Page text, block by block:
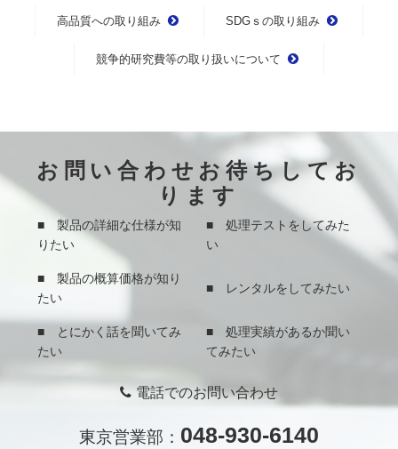
高品質への取り組み SDGｓの取り組み
競争的研究費等の取り扱いについて
お問い合わせお待ちしてお
ります
■ 製品の詳細な仕様が知
りたい
■ 処理テストをしてみた
い
■ 製品の概算価格が知り
たい
■ レンタルをしてみたい
■ とにかく話を聞いてみ
たい
■ 処理実績があるか聞い
てみたい
電話でのお問い合わせ
東京営業部： 048-930-6140